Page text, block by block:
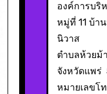
องค์การบริ
หมู่ที่ 11 บ้า
นิวาส
ตำบลห้วยม้
จังหวัดแพร่
หมายเลขโ